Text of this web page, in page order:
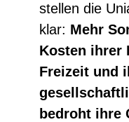
stellen die
klar: Mehr
Kosten ihrer
Freizeit und
bedroht ihre